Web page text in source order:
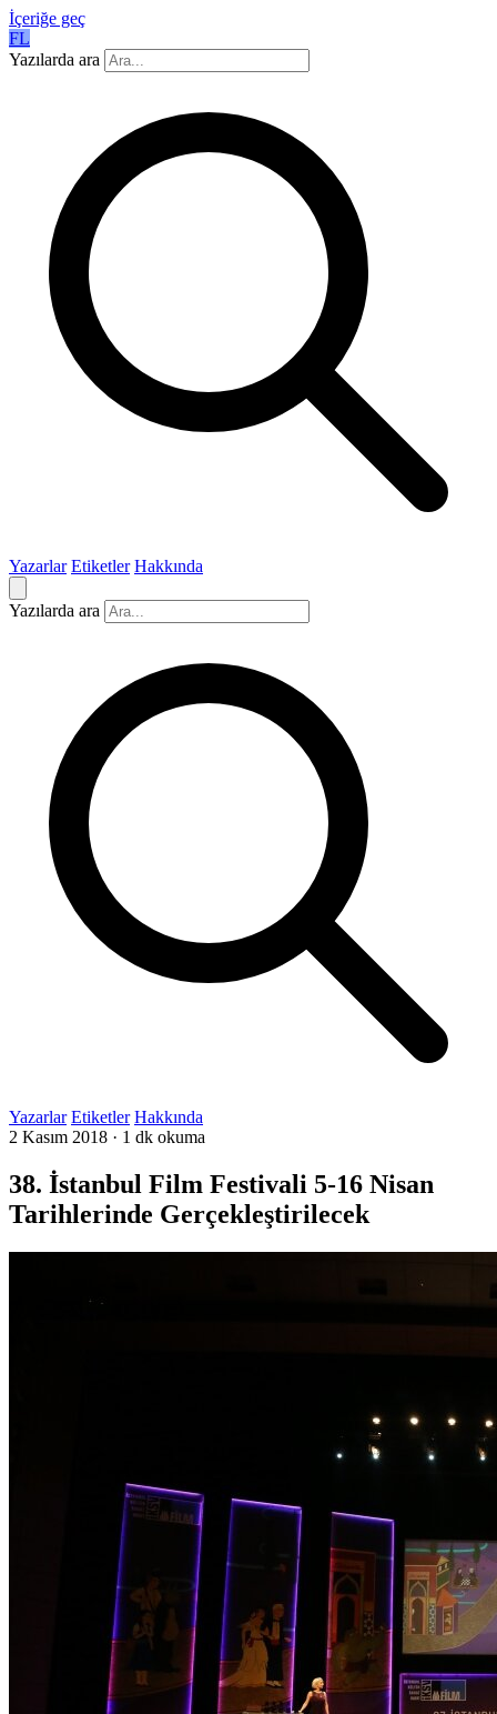
İçeriğe geç
FL
Yazılarda ara
Yazarlar Etiketler Hakkında
Yazılarda ara
Yazarlar Etiketler Hakkında
2 Kasım 2018 · 1 dk okuma
38. İstanbul Film Festivali 5-16 Nisan
Tarihlerinde Gerçekleştirilecek